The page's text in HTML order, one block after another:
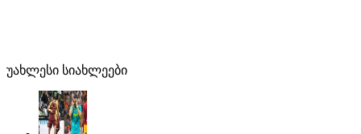
უახლესი სიახლეები